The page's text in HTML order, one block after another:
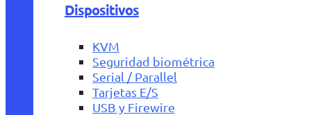
Dispositivos
KVM
Seguridad biométrica
Serial / Parallel
Tarjetas E/S
USB y Firewire